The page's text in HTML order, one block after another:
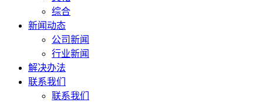
综合
新闻动态
公司新闻
行业新闻
解决办法
联系我们
联系我们